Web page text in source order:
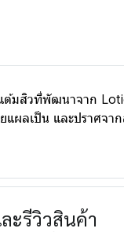
มสิวที่พัฒนาจาก
ลเป็น และปราศจา
ะรีวิวสินค้า